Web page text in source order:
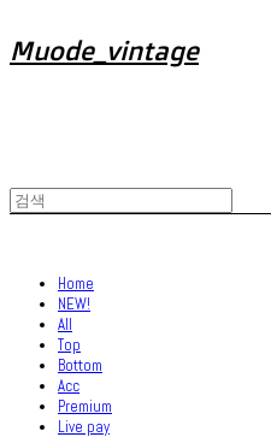
Muode_vintage
Home
NEW!
All
Top
Bottom
Acc
Premium
Live pay